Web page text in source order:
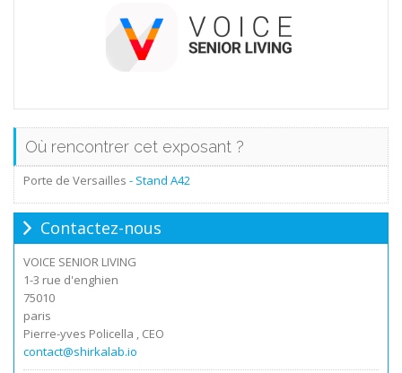
Où rencontrer cet exposant ?
Porte de Versailles - Stand A42
Contactez-nous
VOICE SENIOR LIVING
1-3 rue d'enghien
75010
paris
Pierre-yves Policella , CEO
contact@shirkalab.io